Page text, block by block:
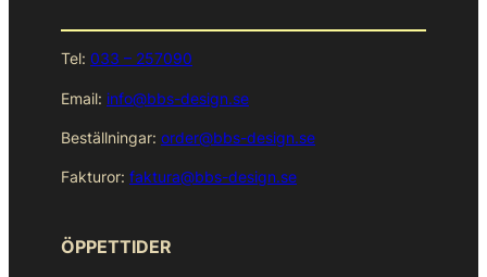
Tel: 033 – 257090
Email: info@bbs-design.se
Beställningar: order@bbs-design.se
Fakturor: faktura@bbs-design.se
ÖPPETTIDER